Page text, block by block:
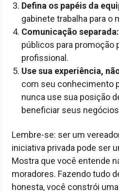
Defina os papéis da
gabinete trabalha para o
Comunicação separada:
públicos para promoção
profissional.
Use sua experiência,
com seu conhecimento
nunca use sua posição
beneficiar seus
Lembre-se: ser um
iniciativa privada pode ser
Mostra que você entende
moradores. Fazendo tudo
honesta, você constrói